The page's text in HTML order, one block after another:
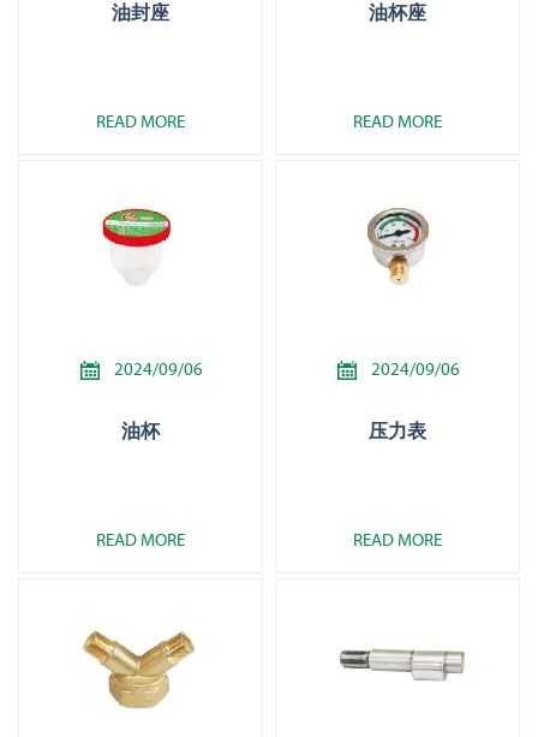
油封座
READ MORE
油杯座
READ MORE
 2024/09/06
油杯
READ MORE
 2024/09/06
压力表
READ MORE